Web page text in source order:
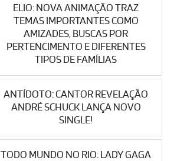
ELIO: NOVA ANIMAÇÃO TRAZ
TEMAS IMPORTANTES COMO
AMIZADES, BUSCAS POR
PERTENCIMENTO E DIFERENTES
TIPOS DE FAMÍLIAS
ANTÍDOTO: CANTOR REVELAÇÃO
ANDRÉ SCHUCK LANÇA NOVO
SINGLE!
TODO MUNDO NO RIO: LADY GAGA